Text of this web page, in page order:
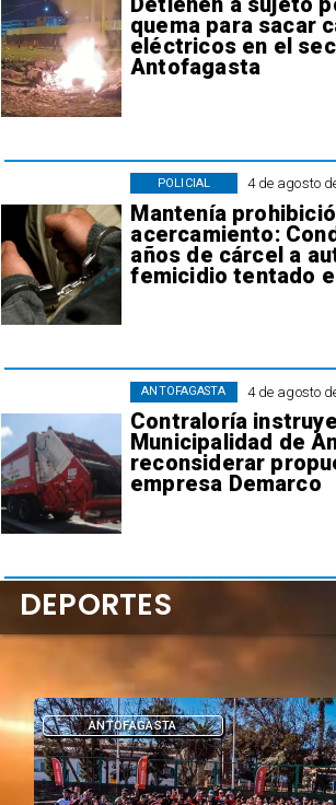
Detienen a sujeto
quema para sacar
eléctricos en el
Antofagasta
4 de agosto
Mantenía
acercamiento:
años de cárcel a
femicidio tentado
POLICIAL
4 de agosto
Contraloría
Municipalidad de
reconsiderar
empresa Demarco
ANTOFAGASTA
DEPORTES
DEPORTES